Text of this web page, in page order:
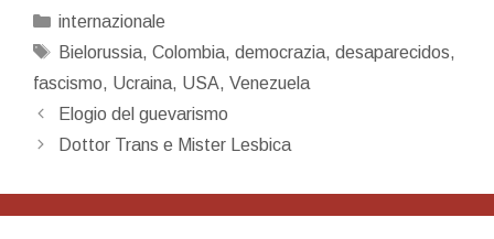
Categorie
internazionale
Tag
Bielorussia, Colombia, democrazia, desaparecidos,
fascismo, Ucraina, USA, Venezuela
Navigazione
articolo
Elogio del guevarismo
Dottor Trans e Mister Lesbica